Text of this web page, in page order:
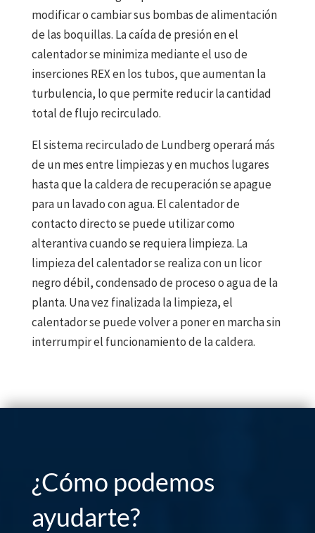
modificar o cambiar sus bombas de alimentación
de las boquillas. La caída de presión en el
calentador se minimiza mediante el uso de
inserciones REX en los tubos, que aumentan la
turbulencia, lo que permite reducir la cantidad
total de flujo recirculado.
El sistema recirculado de Lundberg operará más
de un mes entre limpiezas y en muchos lugares
hasta que la caldera de recuperación se apague
para un lavado con agua. El calentador de
contacto directo se puede utilizar como
alterantiva cuando se requiera limpieza. La
limpieza del calentador se realiza con un licor
negro débil, condensado de proceso o agua de la
planta. Una vez finalizada la limpieza, el
calentador se puede volver a poner en marcha sin
interrumpir el funcionamiento de la caldera.
¿Cómo podemos
ayudarte?